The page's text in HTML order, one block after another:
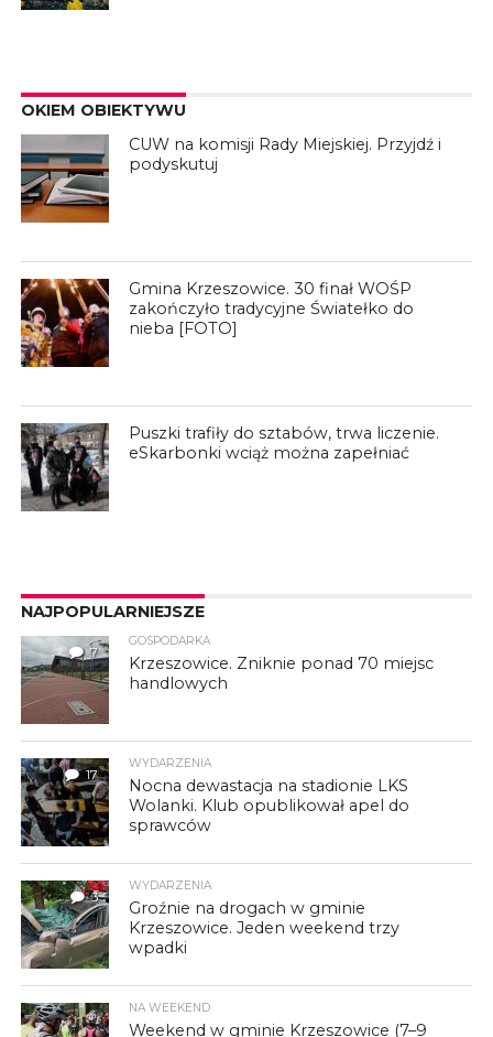
OKIEM OBIEKTYWU
CUW na komisji Rady Miejskiej. Przyjdź i
podyskutuj
Gmina Krzeszowice. 30 finał WOŚP
zakończyło tradycyjne Światełko do
nieba [FOTO]
Puszki trafiły do sztabów, trwa liczenie.
eSkarbonki wciąż można zapełniać
NAJPOPULARNIEJSZE
7
GOSPODARKA
Krzeszowice. Zniknie ponad 70 miejsc
handlowych
17
WYDARZENIA
Nocna dewastacja na stadionie LKS
Wolanki. Klub opublikował apel do
sprawców
3
WYDARZENIA
Groźnie na drogach w gminie
Krzeszowice. Jeden weekend trzy
wpadki
NA WEEKEND
Weekend w gminie Krzeszowice (7–9